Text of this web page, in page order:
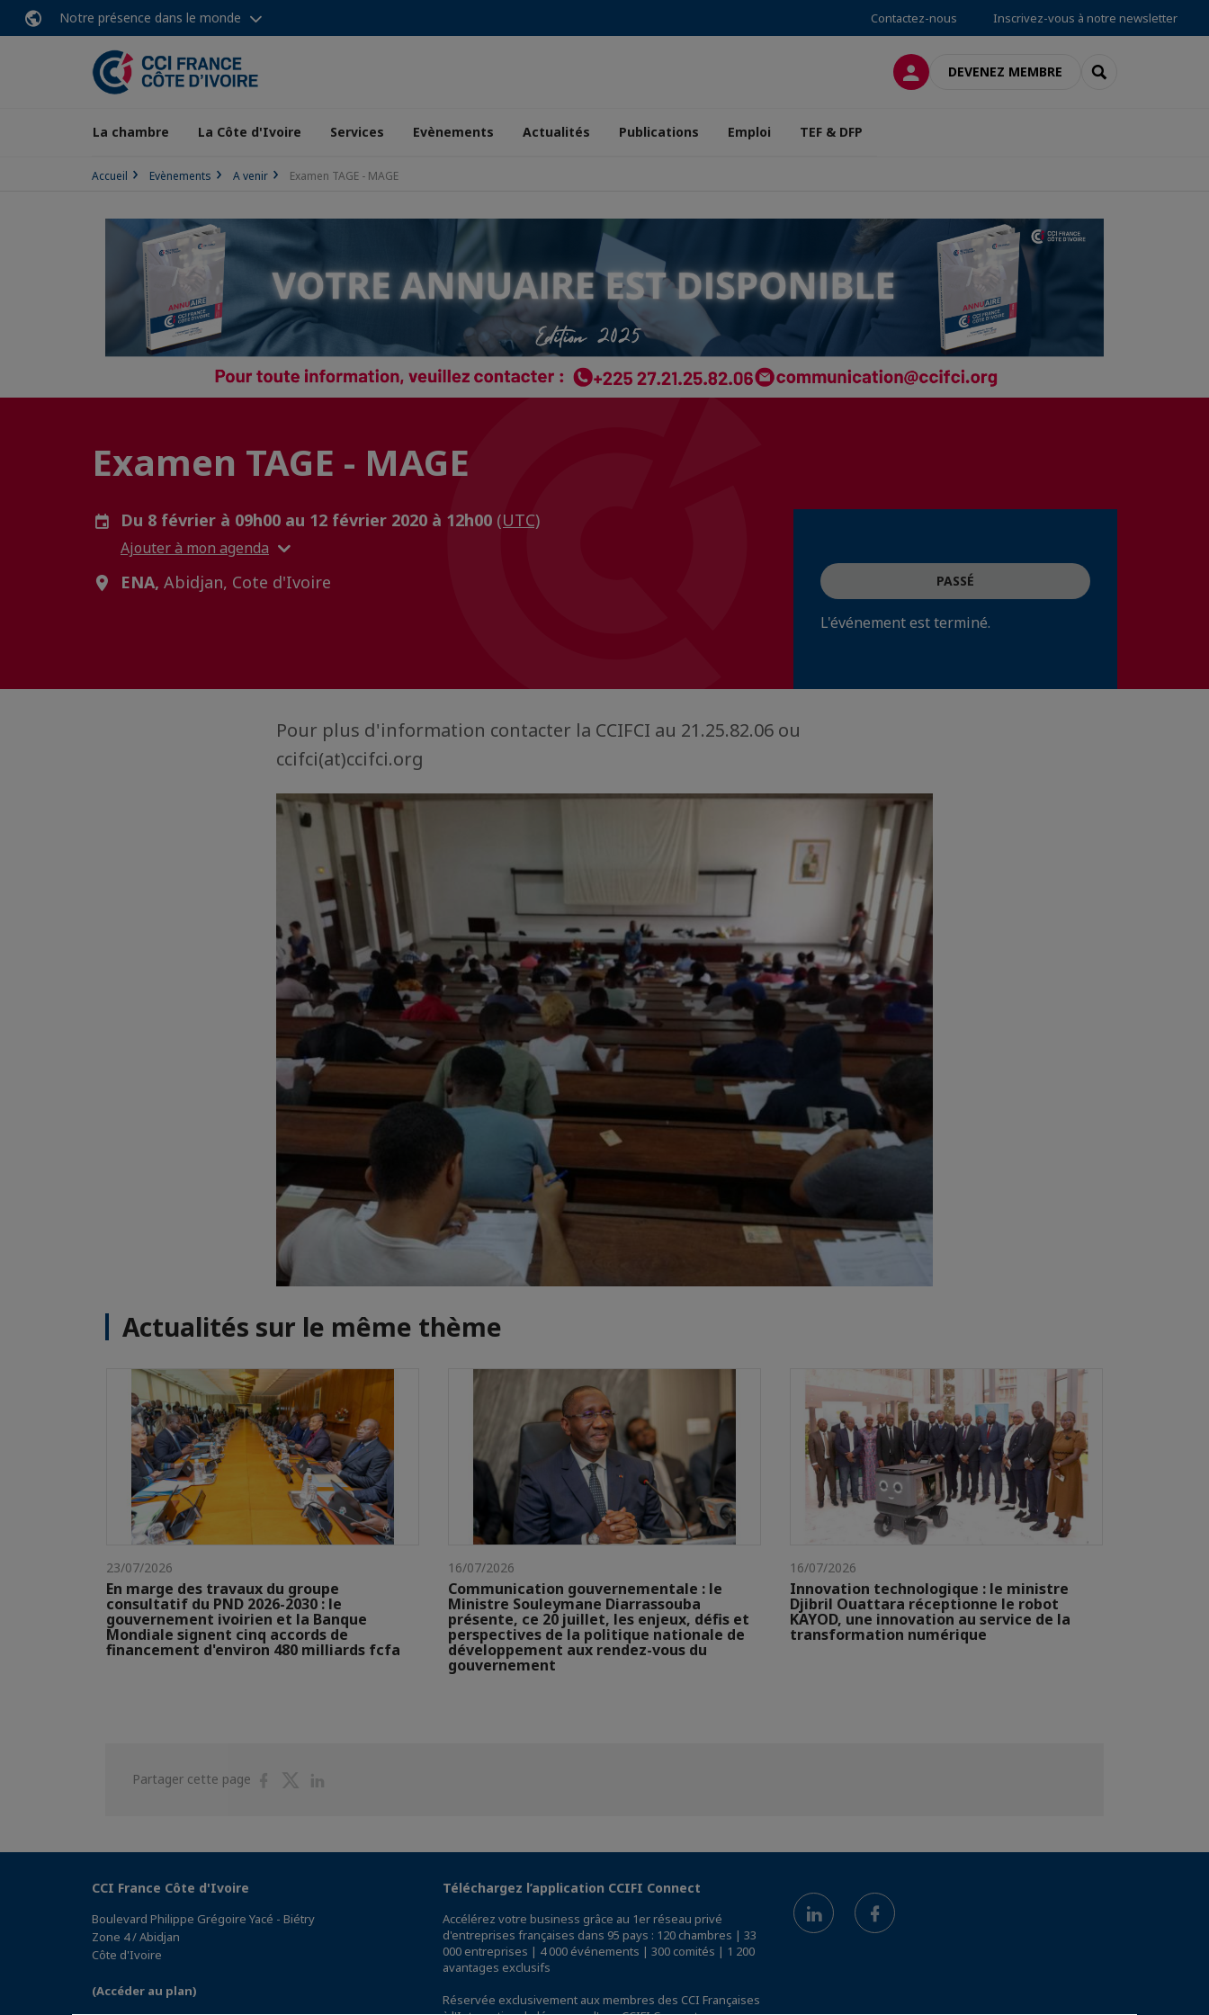
Notre présence dans le monde Contactez-nous Inscrivez-vous à notre newsletter
CONNEXIONDEVENEZ MEMBRE RECHERCHER
La chambre La Côte d'Ivoire Services Evènements Actualités Publications Emploi TEF & DFP
Accueil Evènements A venir Examen TAGE - MAGE
Examen TAGE - MAGE
Du 8 février à 09h00 au 12 février 2020 à 12h00 (UTC)
Ajouter à mon agenda
ENA, Abidjan, Cote d'Ivoire PASSÉ
L'événement est terminé.
Pour plus d'information contacter la CCIFCI au 21.25.82.06 ou
ccifci(at)ccifci.org
Actualités sur le même thème
23/07/2026
En marge des travaux du groupe
consultatif du PND 2026-2030 : le
gouvernement ivoirien et la Banque
Mondiale signent cinq accords de
financement d'environ 480 milliards fcfa
16/07/2026
Communication gouvernementale : le
Ministre Souleymane Diarrassouba
présente, ce 20 juillet, les enjeux, défis et
perspectives de la politique nationale de
développement aux rendez-vous du
gouvernement
16/07/2026
Innovation technologique : le ministre
Djibril Ouattara réceptionne le robot
KAYOD, une innovation au service de la
transformation numérique
Partager cette page
PartagerPartager
CCI France Côte d'Ivoire
Boulevard Philippe Grégoire Yacé - Biétry
Zone 4 / Abidjan
Côte d'Ivoire
(Accéder au plan)
Téléchargez l’application CCIFI Connect
Accélérez votre business grâce au 1er réseau privé
d'entreprises françaises dans 95 pays : 120 chambres | 33
000 entreprises | 4 000 événements | 300 comités | 1 200
avantages exclusifs
Réservée exclusivement aux membres des CCI Françaises